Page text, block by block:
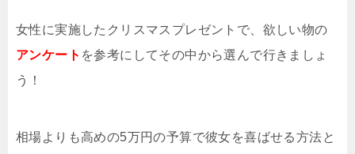
女性に実施したクリスマスプレゼントで、欲しい物の
アンケート を参考にしてその中から選んで行きましょ
う！
相場よりも高めの5万円の予算で彼女を喜ばせる方法と